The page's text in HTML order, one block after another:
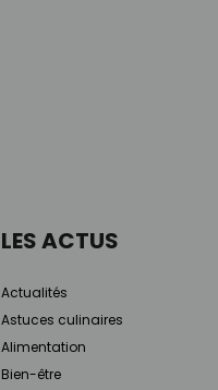
LES ACTUS
Actualités
Astuces culinaires
Alimentation
Bien-être